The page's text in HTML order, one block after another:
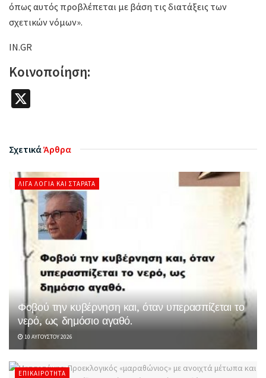
όπως αυτός προβλέπεται με βάση τις διατάξεις των
σχετικών νόμων».
IN.GR
Κοινοποίηση:
ΣχετικάΆρθρα
ΛΊΓΑ ΛΌΓΙΑ ΚΑΙ ΣΤΑΡΆΤΑ
Φοβού την κυβέρνηση και, όταν υπερασπίζεται το
νερό, ως δημόσιο αγαθό.
10 ΑΥΓΟΎΣΤΟΥ 2026
ΕΠΙΚΑΙΡΌΤΗΤΑ